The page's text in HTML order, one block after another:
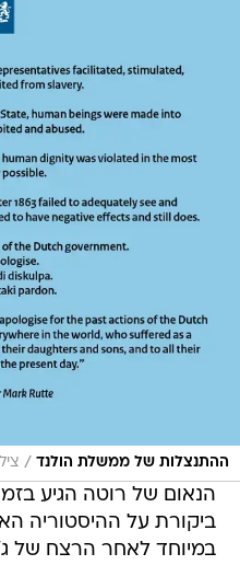
הנאום של רוטה הגיע
ביקורת על ההיסטוריה
במיוחד לאחר הרצח של
חשובים".